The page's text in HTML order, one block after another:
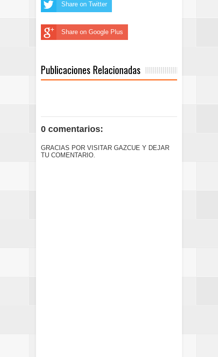
Share on Twitter
Share on Google Plus
Publicaciones Relacionadas
0 comentarios:
GRACIAS POR VISITAR GAZCUE Y DEJAR
TU COMENTARIO.